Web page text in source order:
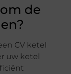
de
CV ketel
uw ketel